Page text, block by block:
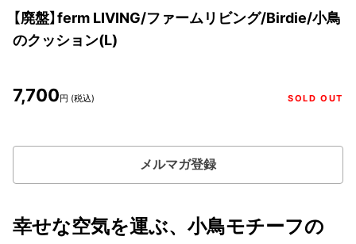
【廃盤】ferm LIVING/ファームリビング/Birdie/小鳥
のクッション(L)
7,700円 (税込) SOLD OUT
メルマガ登録
幸せな空気を運ぶ、小鳥モチーフの